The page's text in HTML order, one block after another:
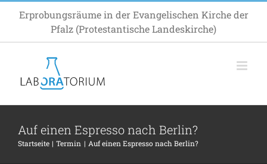
springen
Erprobungsräume in der Evangelischen Kirche der
Pfalz (Protestantische Landeskirche)
Auf einen Espresso nach Berlin?
Startseite Termin Auf einen Espresso nach Berlin?